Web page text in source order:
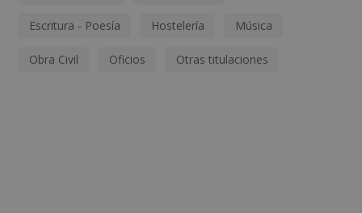
Escritura - Poesía Hostelería Música
Obra Civil Oficios Otras titulaciones